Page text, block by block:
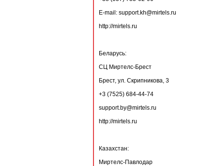
E-mail: support.kh@mirtels.ru
http://mirtels.ru
Беларусь:
СЦ Миртелс-Брест
Брест, ул. Скрипникова, 3
+3 (7525) 684-44-74
support.by@mirtels.ru
http://mirtels.ru
Казахстан:
Миртелс-Павлодар